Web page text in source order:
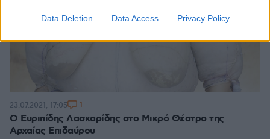
Data Deletion Data Access Privacy Policy
Ο Ευριπίδης Λασκαρίδης στο Μικρό Θέατρο της
Αρχαίας Επιδαύρου
23.07.2021, 17:05 1